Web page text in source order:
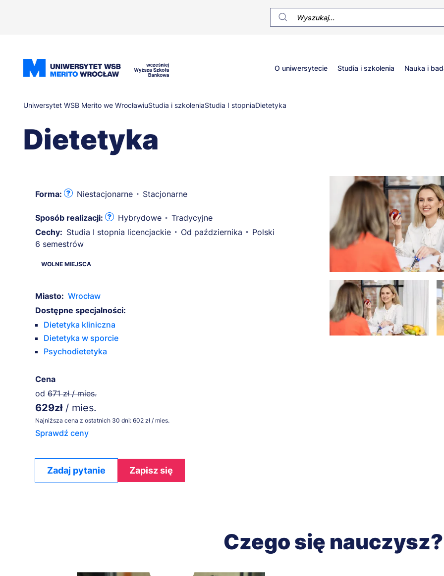
Główne
menu
O uniwersytecie Studia i szkolenia Nauka i
Ścieżka
nawigacyjna
Uniwersytet WSB Merito we WrocławiuStudia i szkoleniaStudia I stopniaDietetyka
Dietetyka
Forma: Niestacjonarne Stacjonarne
Sposób realizacji: Hybrydowe
Tradycyjne
Cechy: Studia I stopnia licencjackie Od października
Polski
6 semestrów
Miasto: Wrocław
Dostępne specjalności:
Dietetyka kliniczna
Dietetyka w sporcie
Psychodietetyka
Cena
od 671 zł / mies.
629zł / mies.
Najniższa cena z ostatnich 30 dni: 602 zł / mies.
Sprawdź ceny
Zadaj pytanie Zapisz się
Czego się nauczysz?